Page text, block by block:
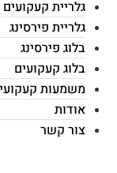
גלריית קעקועים
גלריית פירסינג
בלוג פירסינג
בלוג קעקועים
משמעות קעקועים
אודות
צור קשר